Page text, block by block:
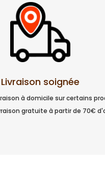
Livraison soignée
à domicile sur certains
gratuite à partir de 70€